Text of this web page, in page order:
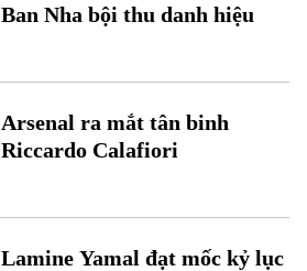
Ban Nha bội thu danh hiệu
Arsenal ra mắt tân binh
Riccardo Calafiori
Lamine Yamal đạt mốc kỷ lục